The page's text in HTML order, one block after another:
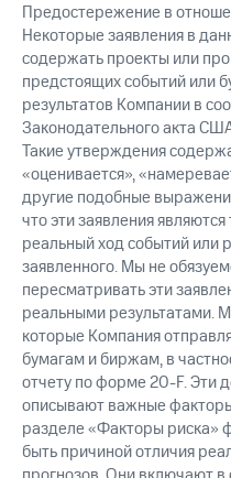
Предостережение в
Некоторые заявления в
содержать проекты или
предстоящих событий или
результатов Компании в
Законодательного акта
Такие утверждения
«оценивается»,
другие подобные
что эти заявления
реальный ход событий или
заявленного. Мы не
пересматривать эти
реальными результатами.
которые Компания
бумагам и биржам, в
отчету по форме 20-F. Эти
описывают важные
разделе «Факторы риска»
быть причиной отличия